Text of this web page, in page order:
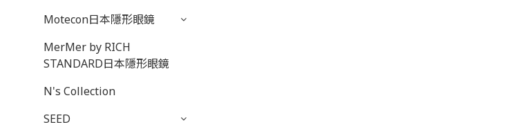
Motecon日本隱形眼鏡
MerMer by RICH
STANDARD日本隱形眼鏡
N's Collection
SEED